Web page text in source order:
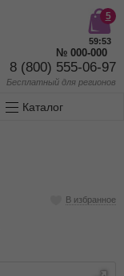
8 (800) 555-06-97
Бесплатный для регионов
5
59:53
№ 000-000
Каталог
В избранное